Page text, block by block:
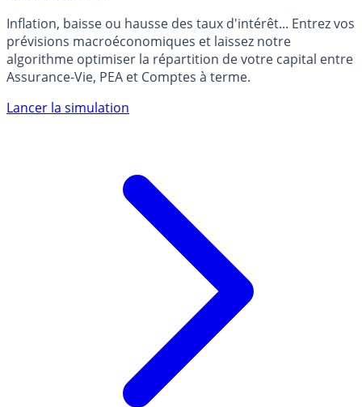
Inflation, baisse ou hausse des taux d'intérêt... Entrez vos
prévisions macroéconomiques et laissez notre
algorithme optimiser la répartition de votre capital entre
Assurance-Vie, PEA et Comptes à terme.
Lancer la simulation